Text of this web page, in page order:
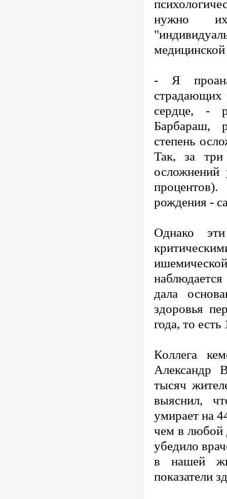
нужно их
- Я
страдающих
сердце, -
Барбараш,
степень
Так, за
рождения -
Однако
дала
здоровья
года, то
Коллега
Александр
тысяч
выяснил,
умирает на
чем в любой
убедило
в нашей
показатели